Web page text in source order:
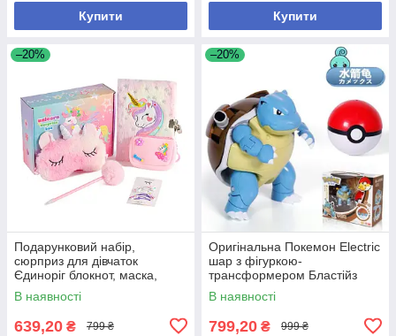
Купити Купити
–20%
Подарунковий набір,
сюрприз для дівчаток
Єдиноріг блокнот, маска,
ручка, заколки, гаманець
В наявності
639,20 ₴ 799 ₴
–20%
Оригінальна Покемон Electric
шар з фігуркою-
трансформером Бластійз
В наявності
799,20 ₴ 999 ₴